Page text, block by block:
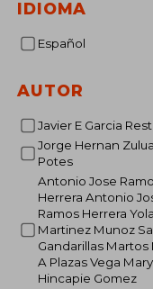
IDIOMA
Español
AUTOR
Javier E Garcia
Jorge Hernan Zuluaga
Potes
Antonio Jose Ramos
Herrera Antonio
Ramos Herrera
Martinez Munoz
Gandarillas Martos
A Plazas Vega
Hincapie Gomez